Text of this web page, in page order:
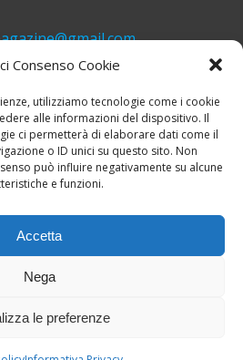
Consenso Cookie
utilizziamo tecnologie come i cookie
alle informazioni del dispositivo. Il
ci permetterà di elaborare dati come il
o ID unici su questo sito. Non
può influire negativamente su alcune
e funzioni.
Accetta
Nega
le preferenze
339 748 6635
Powered by